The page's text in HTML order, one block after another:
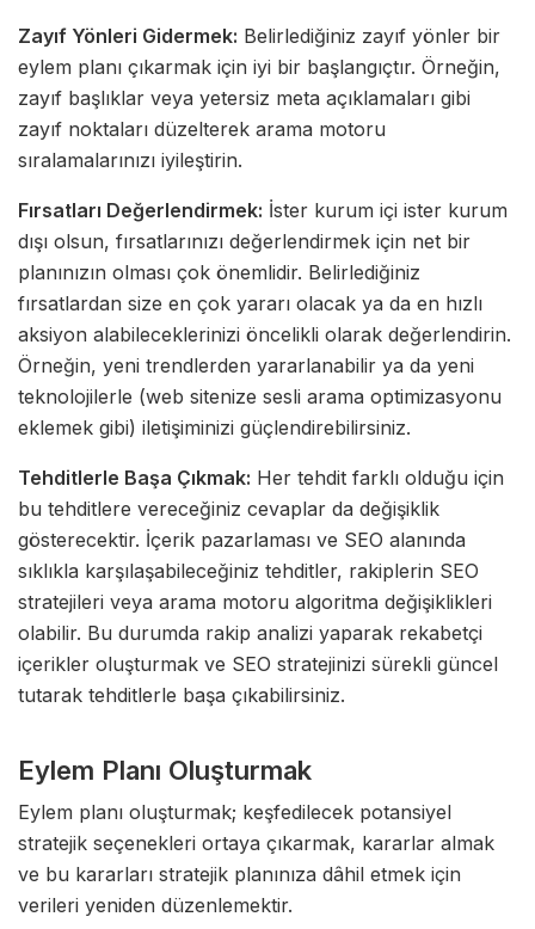
Zayıf Yönleri Gidermek: Belirlediğiniz zayıf yönler bir
eylem planı çıkarmak için iyi bir başlangıçtır. Örneğin,
zayıf başlıklar veya yetersiz meta açıklamaları gibi
zayıf noktaları düzelterek arama motoru
sıralamalarınızı iyileştirin.
Fırsatları Değerlendirmek: İster kurum içi ister kurum
dışı olsun, fırsatlarınızı değerlendirmek için net bir
planınızın olması çok önemlidir. Belirlediğiniz
fırsatlardan size en çok yararı olacak ya da en hızlı
aksiyon alabileceklerinizi öncelikli olarak değerlendirin.
Örneğin, yeni trendlerden yararlanabilir ya da yeni
teknolojilerle (web sitenize sesli arama optimizasyonu
eklemek gibi) iletişiminizi güçlendirebilirsiniz.
Tehditlerle Başa Çıkmak: Her tehdit farklı olduğu için
bu tehditlere vereceğiniz cevaplar da değişiklik
gösterecektir. İçerik pazarlaması ve SEO alanında
sıklıkla karşılaşabileceğiniz tehditler, rakiplerin SEO
stratejileri veya arama motoru algoritma değişiklikleri
olabilir. Bu durumda rakip analizi yaparak rekabetçi
içerikler oluşturmak ve SEO stratejinizi sürekli güncel
tutarak tehditlerle başa çıkabilirsiniz.
Eylem Planı Oluşturmak
Eylem planı oluşturmak; keşfedilecek potansiyel
stratejik seçenekleri ortaya çıkarmak, kararlar almak
ve bu kararları stratejik planınıza dâhil etmek için
verileri yeniden düzenlemektir.